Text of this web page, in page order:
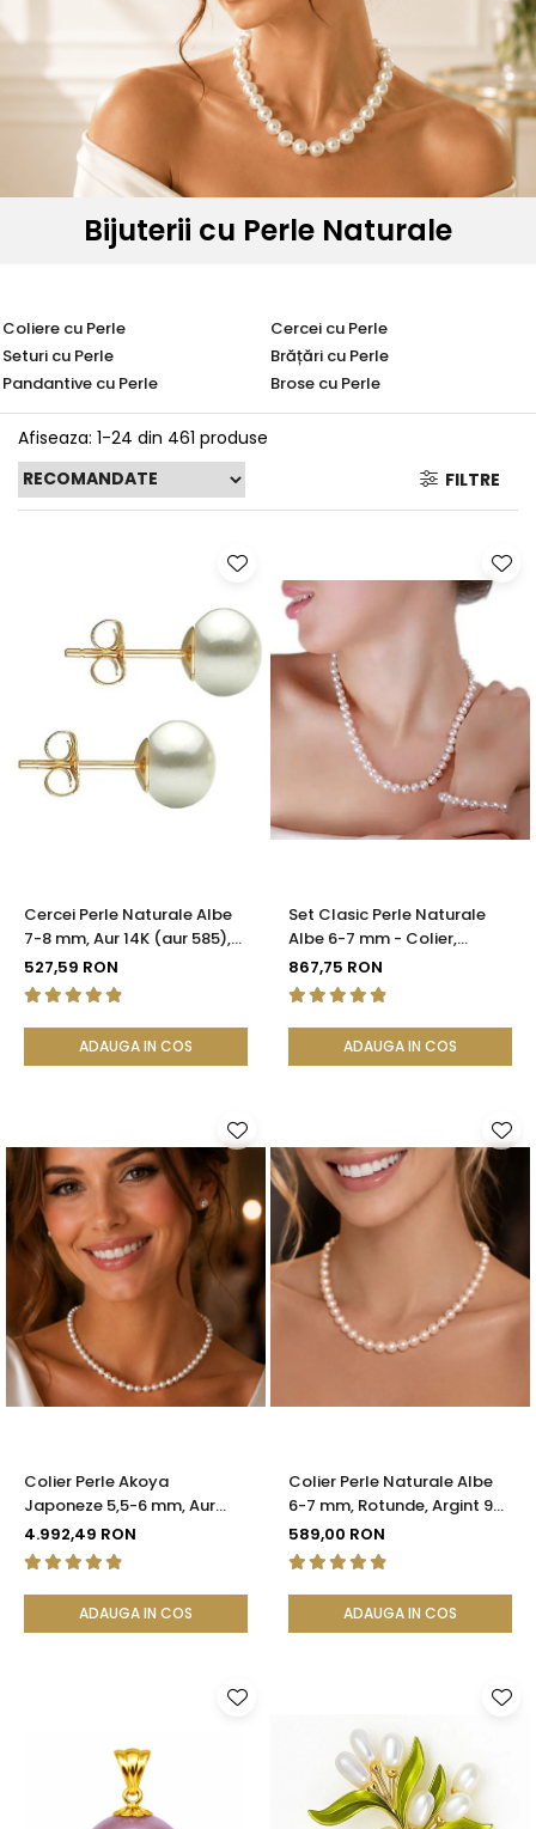
Seturi Perle cu Argint
Brățări cu Perle
Pandantive cu Perle
Brose cu Perle
Bijuterii cu Perle Naturale
Coliere cu Perle
Cercei cu Perle
Seturi cu Perle
Brățări cu Perle
Pandantive cu Perle
Brose cu Perle
Afiseaza: 1-24 din 461 produse
FILTRE
Cercei Perle Naturale Albe
7-8 mm, Aur 14K (aur 585),
Calitatea AAA | KASKADDA®
527,59 RON
ADAUGA IN COS
Set Clasic Perle Naturale
Albe 6-7 mm - Colier,
Brățară și Cercei, Argint 925
| KASKADDA®
867,75 RON
ADAUGA IN COS
Colier Perle Akoya
Japoneze 5,5-6 mm, Aur
Galben 14K cu Închizătoare
Filigranată | KASKADDA®
4.992,49 RON
ADAUGA IN COS
Colier Perle Naturale Albe
6-7 mm, Rotunde, Argint 925
| KASKADDA®
589,00 RON
ADAUGA IN COS